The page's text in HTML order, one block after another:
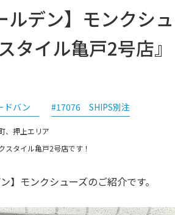
ルデン】モンク
タイル亀戸2号店』
ドバン #17076 SHIPS別注
、押上エリア
スタイル亀戸2号店です！
】モンクシューズのご紹介です。